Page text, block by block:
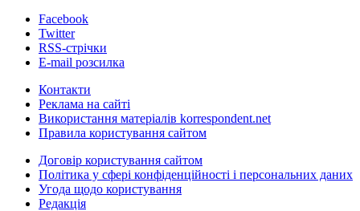
Facebook
Twitter
RSS-стрічки
E-mail розсилка
Контакти
Реклама на сайті
Використання матеріалів korrespondent.net
Правила користування сайтом
Договір користування сайтом
Політика у сфері конфіденційності і персональних даних
Угода щодо користування
Редакція